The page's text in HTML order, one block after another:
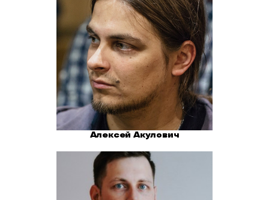
Алексей Акулович